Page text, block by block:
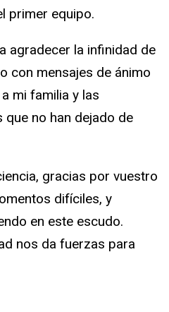
primer equipo.
agradecer la infinidad de
con mensajes de ánimo
mi familia y las
no han dejado de
gracias por vuestro
difíciles, y
en este escudo.
nos da fuerzas para